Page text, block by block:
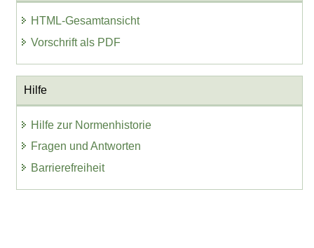
HTML-Gesamtansicht
Vorschrift als PDF
Hilfe
Hilfe zur Normenhistorie
Fragen und Antworten
Barrierefreiheit